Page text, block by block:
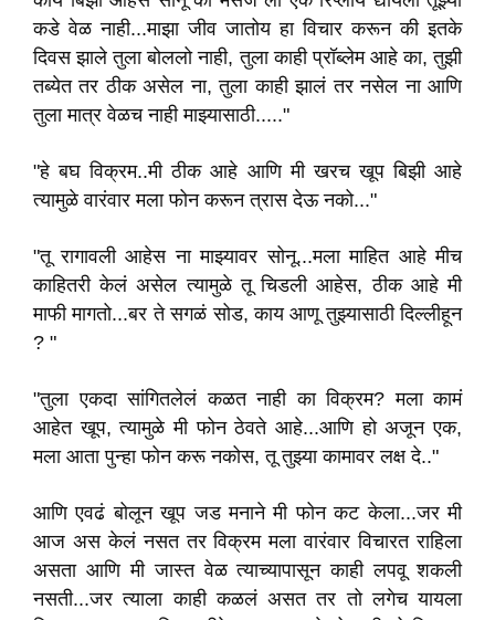
कडे वेळ नाही...माझा जीव जातोय हा विचार करून की इतके
दिवस झाले तुला बोललो नाही, तुला काही प्रॉब्लेम आहे का, तुझी
तब्येत तर ठीक असेल ना, तुला काही झालं तर नसेल ना आणि
तुला मात्र वेळच नाही माझ्यासाठी....."
"हे बघ विक्रम..मी ठीक आहे आणि मी खरच खूप बिझी आहे
त्यामुळे वारंवार मला फोन करून त्रास देऊ नको..."
"तू रागावली आहेस ना माझ्यावर सोनू...मला माहित आहे मीच
काहितरी केलं असेल त्यामुळे तू चिडली आहेस, ठीक आहे मी
माफी मागतो...बर ते सगळं सोड, काय आणू तुझ्यासाठी दिल्लीहून
? "
"तुला एकदा सांगितलेलं कळत नाही का विक्रम? मला कामं
आहेत खूप, त्यामुळे मी फोन ठेवते आहे...आणि हो अजून एक,
मला आता पुन्हा फोन करू नकोस, तू तुझ्या कामावर लक्ष दे.."
आणि एवढं बोलून खूप जड मनाने मी फोन कट केला...जर मी
आज अस केलं नसत तर विक्रम मला वारंवार विचारत राहिला
असता आणि मी जास्त वेळ त्याच्यापासून काही लपवू शकली
नसती...जर त्याला काही कळलं असत तर तो लगेच यायला